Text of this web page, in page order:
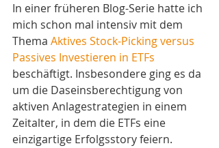
In einer früheren Blog-Serie hatte ich
mich schon mal intensiv mit dem
Thema Aktives Stock-Picking versus
Passives Investieren in ETFs
beschäftigt. Insbesondere ging es da
um die Daseinsberechtigung von
aktiven Anlagestrategien in einem
Zeitalter, in dem die ETFs eine
einzigartige Erfolgsstory feiern.